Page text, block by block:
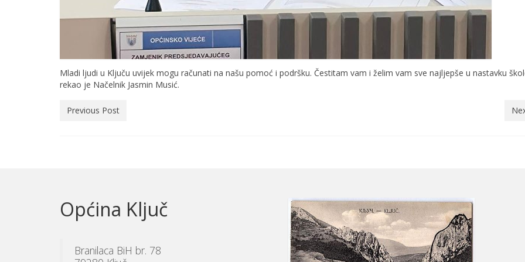
Mladi ljudi u Ključu uvijek mogu računati na našu pomoć i podršku. Čestitam vam i želim vam sve najljepše u nastavku
rekao je Načelnik Jasmin Musić.
Previous Post
Općina Ključ
Branilaca BiH br. 78